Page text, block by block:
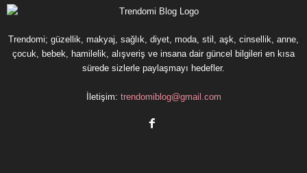
Trendomi; güzellik, makyaj, sağlık, diyet, moda, stil, aşk, cinsellik, anne,
çocuk, bebek, hamilelik, alışveriş ve insana dair güncel bilgileri en kısa
sürede sizlerle paylaşmayı hedefler.
İletişim: trendomiblog@gmail.com